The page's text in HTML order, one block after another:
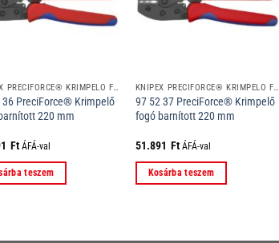
KNIPEX PRECIFORCE® KRIMPELŐ FOGÓK
36 PreciForce® Krimpelő
220 mm
Ft ÁFÁ-val
teszem
KNIPEX PRECIFORCE® KRIMPELŐ FOGÓK
97 52 37 PreciForce® Krimpelő
fogó barnított 220 mm
51.891 Ft ÁFÁ-val
Kosárba teszem